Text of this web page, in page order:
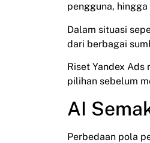
pengguna,
Dalam situasi
dari berbagai
Riset Yandex
pilihan sebelum
AI
Perbedaan pola